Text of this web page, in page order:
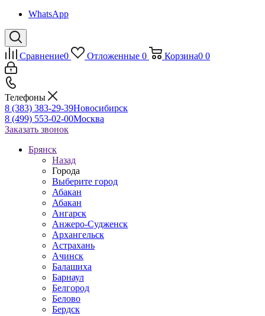
WhatsApp
Сравнение0 Отложенные 0 Корзина0 0
Телефоны
8 (383) 383-29-39Новосибирск
8 (499) 553-02-00Москва
Заказать звонок
Брянск
Назад
Города
Выберите город
Абакан
Абакан
Ангарск
Анжеро-Судженск
Архангельск
Астрахань
Ачинск
Балашиха
Барнаул
Белгород
Белово
Бердск